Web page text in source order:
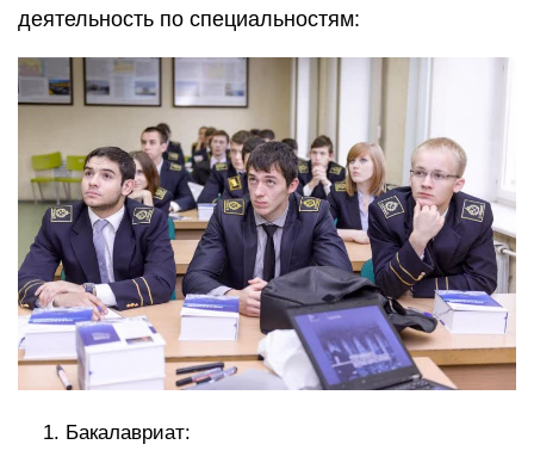
деятельность по специальностям:
Бакалавриат: